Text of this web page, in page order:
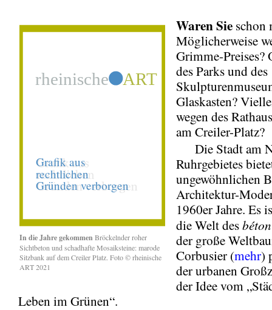
In die Jahre gekommen Bröckelnderroher
Sichtbeton und schadhafte Mosaiksteine: marode
Sitzbank auf dem Creiler Platz. Foto © rheinische
ART 2021
Waren Sie schon
Möglicherweise
Grimme-Preises?
des Parks und des
Glaskasten?
wegen des
am Creiler-Platz?
Die Stadt am
Ruhrgebietes
ungewöhnlichen
Architektur-
1960er Jahre. Es
die Welt des
der große
Corbusier (mehr)
der urbanen
der Idee vom
Leben im Grünen“.